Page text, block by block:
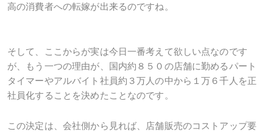
高の消費者への転嫁が出来るのですね。
そして、ここからが実は今日一番考えて欲しい点なのです
が、もう一つの理由が、国内約８５０の店舗に勤めるパート
タイマーやアルバイト社員約３万人の中から１万６千人を正
社員化することを決めたことなのです。
この決定は、会社側から見れば、店舗販売のコストアップ要